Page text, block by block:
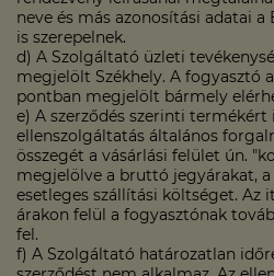
neve és más azonosítási adatai
is szerepelnek.
d) A Szolgáltató üzleti
megjelölt Székhely. A fogyasztó
pontban megjelölt bármely
e) A szerződés szerinti
ellenszolgáltatás általános
összegét a vásárlási felület ún.
megjelölve a bruttó jegyárakat, a
esetleges szállítási költséget.
árakon felül a fogyasztónak
fel.
f) A Szolgáltató határozatlan